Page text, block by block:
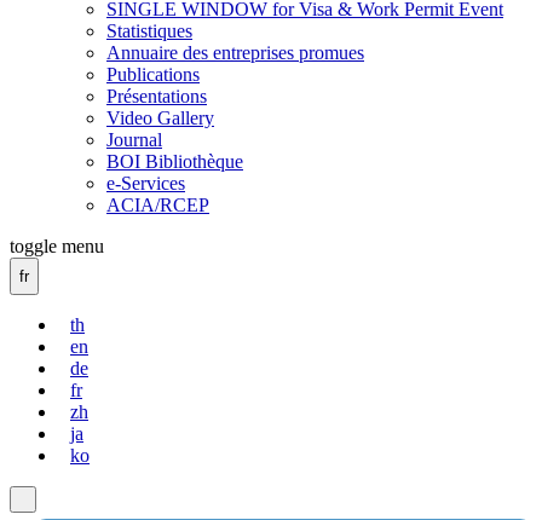
SINGLE WINDOW for Visa & Work Permit Event
Statistiques
Annuaire des entreprises promues
Publications
Présentations
Video Gallery
Journal
BOI Bibliothèque
e-Services
ACIA/RCEP
toggle menu
fr
th
en
de
fr
zh
ja
ko